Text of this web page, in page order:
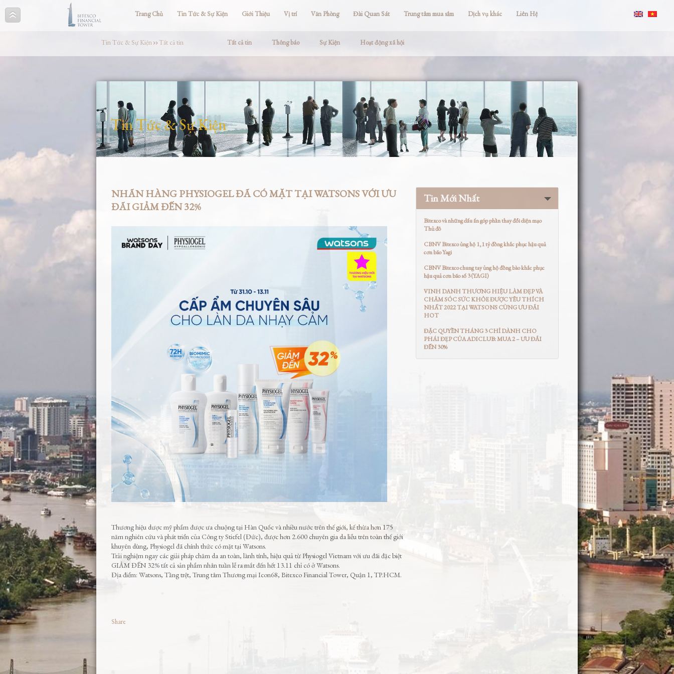
Trang Chủ Tin Tức & Sự Kiện Giới Thiệu Vị trí Văn Phòng Đài Quan Sát Trung tâm mua sắm Dịch vụ khác Liên Hệ
Tin Tức & Sự Kiện ››Tất cả tin Tất cả tin Thông báo Sự Kiện Hoạt động xã hội
Tin Tức & Sự Kiện
NHÃN HÀNG PHYSIOGEL ĐÃ CÓ MẶT TẠI WATSONS VỚI ƯU
ĐÃI GIẢM ĐẾN 32%
Thương hiệu dược mỹ phẩm được ưa chuộng tại Hàn Quốc và nhiều nước trên thế giới, kế thừa hơn 175
năm nghiên cứu và phát triển của Công ty Stiefel (Đức), được hơn 2.600 chuyên gia da liễu trên toàn thế giới
khuyên dùng, Physiogel đã chính thức có mặt tại Watsons.
Trải nghiệm ngay các giải pháp chăm da an toàn, lành tính, hiệu quả từ Physiogel Vietnam với ưu đãi đặc biệt
GIẢM ĐẾN 32% tất cả sản phẩm nhân tuần lễ ra mắt đến hết 13.11 chỉ có ở Watsons.
Địa điểm: Watsons, Tầng trệt, Trung tâm Thương mại Icon68, Bitexco Financial Tower, Quận 1, TP.HCM.
Share
Tin Mới Nhất
Bitexco và những dấu ấn góp phần thay đổi diện mạo
Thủ đô
CBNV Bitexco ủng hộ 1,1 tỷ đồng khắc phục hậu quả
cơn bão Yagi
CBNV Bitexco chung tay ủng hộ đồng bào khắc phục
hậu quả cơn bão số 3 (YAGI)
VINH DANH THƯƠNG HIỆU LÀM ĐẸP VÀ
CHĂM SÓC SỨC KHỎE ĐƯỢC YÊU THÍCH
NHẤT 2022 TẠI WATSONS CÙNG ƯU ĐÃI
HOT
ĐẶC QUYỀN THÁNG 3 CHỈ DÀNH CHO
PHÁI ĐẸP CỦA ADICLUB: MUA 2 – ƯU ĐÃI
ĐẾN 30%